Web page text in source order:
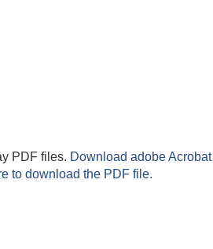
PDF files. Download adobe Acrobat
to download the PDF file.